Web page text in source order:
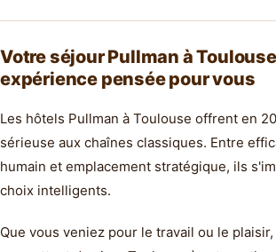
Votre séjour Pullman à
expérience pensée pour vous
Les hôtels Pullman à Toulouse offrent en
sérieuse aux chaînes classiques. Entre
humain et emplacement stratégique, ils
choix intelligents.
Que vous veniez pour le travail ou le